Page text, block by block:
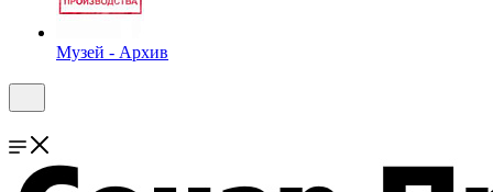
Музей - Архив